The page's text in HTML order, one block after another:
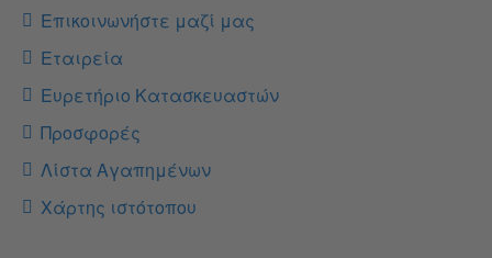
Επικοινωνήστε μαζί μας
Εταιρεία
Ευρετήριο Κατασκευαστών
Προσφορές
Λίστα Αγαπημένων
Χάρτης ιστότοπου